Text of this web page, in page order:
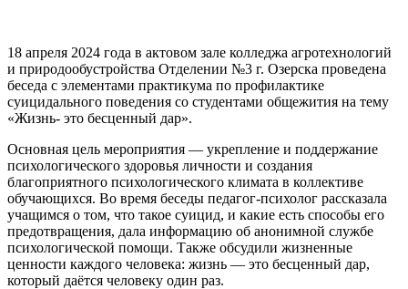
18 апреля 2024 года в актовом зале колледжа агротехнологий
и природообустройства Отделении №3 г. Озерска проведена
беседа с элементами практикума по профилактике
суицидального поведения со студентами общежития на тему
«Жизнь- это бесценный дар».
Основная цель мероприятия — укрепление и поддержание
психологического здоровья личности и создания
благоприятного психологического климата в коллективе
обучающихся. Во время беседы педагог-психолог рассказала
учащимся о том, что такое суицид, и какие есть способы его
предотвращения, дала информацию об анонимной службе
психологической помощи. Также обсудили жизненные
ценности каждого человека: жизнь — это бесценный дар,
который даётся человеку один раз.